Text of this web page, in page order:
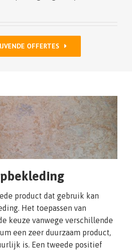
OFFERTES
product dat gebruik kan
Het toepassen van
keuze vanwege verschillende
een zeer duurzaam product,
is. Een tweede positief